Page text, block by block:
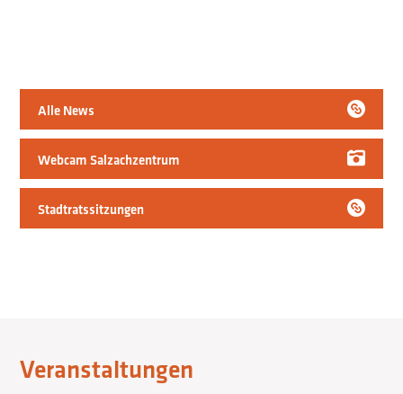
Alle News
Webcam Salzachzentrum
Stadtratssitzungen
Veranstaltungen